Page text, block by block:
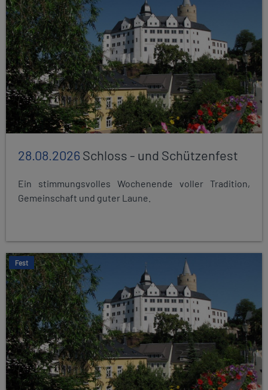
28.08.2026Schloss - und Schützenfest
Ein stimmungsvolles Wochenende voller Tradition,
Gemeinschaft und guter Laune.
Fest